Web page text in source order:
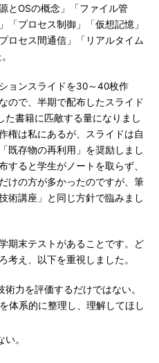
とOSの概念」「ファイル管
「プロセス制御」「仮想記憶」
ロセス間通信」「リアルタイム
ョンスライドを30～40枚作
ので、半期で配布したスライド
書籍に匹敵する量になりまし
権は私にあるが、スライドは自
既存物の再利用」を奨励しまし
すると学生がノートを取らず、
けの方が多かったのですが、筆
術講座」と同じ方針で臨みまし
期末テストがあることです。ど
考え、以下を重視しました。
力を評価するだけではない。
体系的に整理し、理解してほし
。